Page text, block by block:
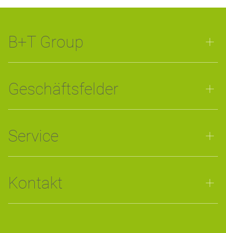
B+T Group
Geschäftsfelder
Service
Kontakt